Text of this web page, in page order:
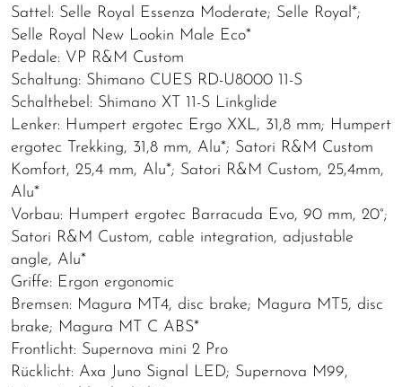
Sattel: Selle Royal Essenza Moderate; Selle Royal*;
Selle Royal New Lookin Male Eco*
Pedale: VP R&M Custom
Schaltung: Shimano CUES RD-U8000 11-S
Schalthebel: Shimano XT 11-S Linkglide
Lenker: Humpert ergotec Ergo XXL, 31,8 mm; Humpert
ergotec Trekking, 31,8 mm, Alu*; Satori R&M Custom
Komfort, 25,4 mm, Alu*; Satori R&M Custom, 25,4mm,
Alu*
Vorbau: Humpert ergotec Barracuda Evo, 90 mm, 20°;
Satori R&M Custom, cable integration, adjustable
angle, Alu*
Griffe: Ergon ergonomic
Bremsen: Magura MT4, disc brake; Magura MT5, disc
brake; Magura MT C ABS*
Frontlicht: Supernova mini 2 Pro
Rücklicht: Axa Juno Signal LED; Supernova M99,